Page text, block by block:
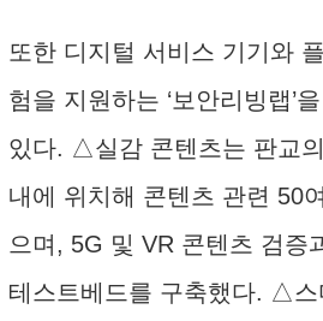
또한 디지털 서비스 기기와
험을 지원하는 ‘보안리빙랩’
있다. △실감 콘텐츠는 판교
내에 위치해 콘텐츠 관련 50
으며, 5G 및 VR 콘텐츠 검증
테스트베드를 구축했다. △스